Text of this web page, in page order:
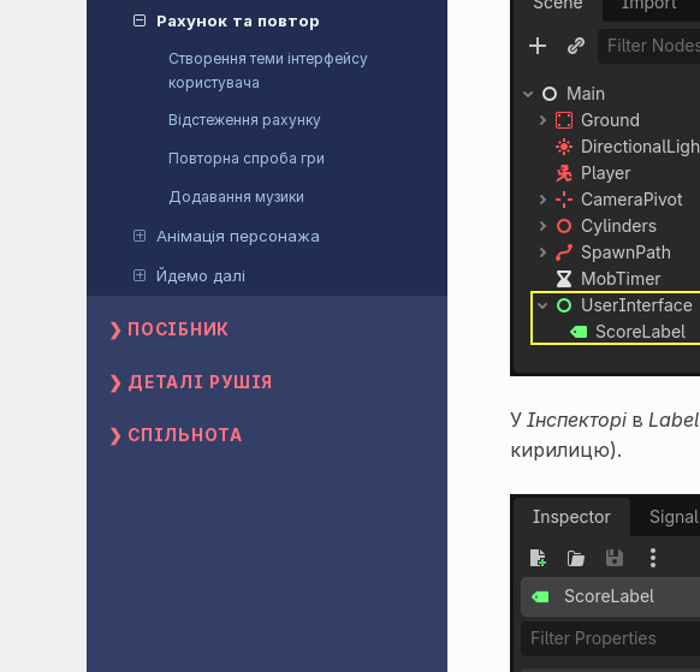
Рахунок та повтор
Створення теми інтерфейсу
користувача
Відстеження рахунку
Повторна спроба гри
Додавання музики
Анімація персонажа
Йдемо далі
ПОСІБНИК
ДЕТАЛІ РУШІЯ
СПІЛЬНОТА
У Інспекторів Label
кирилицю).